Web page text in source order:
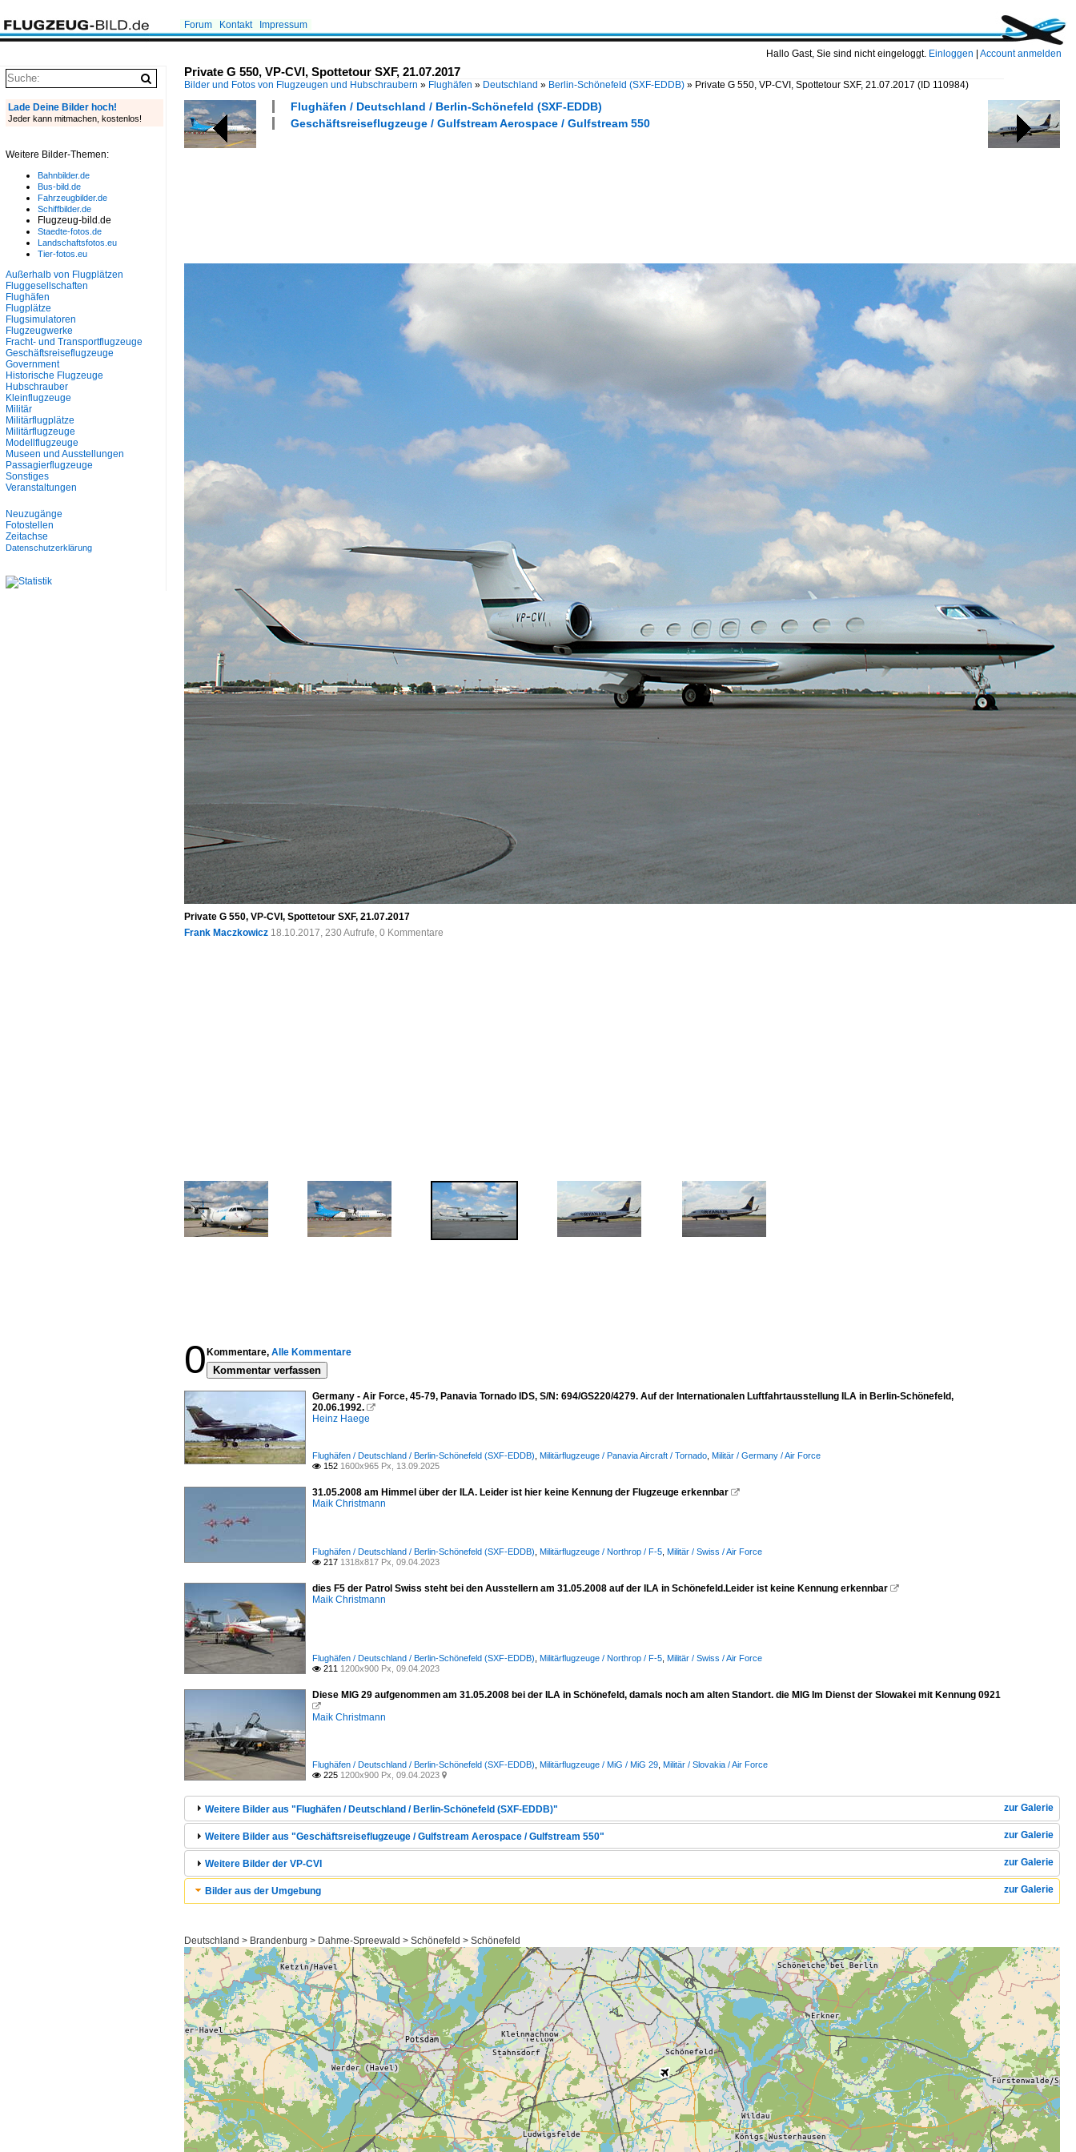
Hallo Gast, Sie sind nicht eingeloggt. Einloggen Account anmelden
Forum Kontakt Impressum
Private G 550, VP-CVI, Spottetour SXF, 21.07.2017
Bilder und Fotos von Flugzeugen und Hubschraubern » Flughäfen » Deutschland » Berlin-Schönefeld (SXF-EDDB) » Private G 550, VP-CVI, Spottetour SXF, 21.07.2017 (ID 110984)
Flughäfen / Deutschland / Berlin-Schönefeld (SXF-EDDB)
Geschäftsreiseflugzeuge / Gulfstream Aerospace / Gulfstream 550
Private G 550, VP-CVI, Spottetour SXF, 21.07.2017
Frank Maczkowicz 18.10.2017, 230 Aufrufe, 0 Kommentare
0 Kommentare, Alle Kommentare
Kommentar verfassen
Germany - Air Force, 45-79, Panavia Tornado IDS, S/N: 694/GS220/4279. Auf der Internationalen Luftfahrtausstellung ILA in Berlin-Schönefeld,
20.06.1992. 
Heinz Haege
Flughäfen / Deutschland / Berlin-Schönefeld (SXF-EDDB) Militärflugzeuge / Panavia Aircraft / Tornado Militär / Germany / Air Force
 152 1600x965 Px, 13.09.2025
31.05.2008 am Himmel über der ILA. Leider ist hier keine Kennung der Flugzeuge erkennbar 
Maik Christmann
Flughäfen / Deutschland / Berlin-Schönefeld (SXF-EDDB) Militärflugzeuge / Northrop / F-5 Militär / Swiss / Air Force
 217 1318x817 Px, 09.04.2023
dies F5 der Patrol Swiss steht bei den Ausstellern am 31.05.2008 auf der ILA in Schönefeld.Leider ist keine Kennung erkennbar 
Maik Christmann
Flughäfen / Deutschland / Berlin-Schönefeld (SXF-EDDB) Militärflugzeuge / Northrop / F-5 Militär / Swiss / Air Force
 211 1200x900 Px, 09.04.2023
Diese MIG 29 aufgenommen am 31.05.2008 bei der ILA in Schönefeld, damals noch am alten Standort. die MIG Im Dienst der Slowakei mit Kennung 0921

Maik Christmann
Flughäfen / Deutschland / Berlin-Schönefeld (SXF-EDDB) Militärflugzeuge / MiG / MiG 29 Militär / Slovakia / Air Force
 225 1200x900 Px, 09.04.2023 
zur Galerie
Weitere Bilder aus "Flughäfen / Deutschland / Berlin-Schönefeld (SXF-EDDB)"
zur Galerie
Weitere Bilder aus "Geschäftsreiseflugzeuge / Gulfstream Aerospace / Gulfstream 550"
zur Galerie
Weitere Bilder der VP-CVI
zur Galerie
Bilder aus der Umgebung
Deutschland > Brandenburg > Dahme-Spreewald > Schönefeld > Schönefeld
Lade Deine Bilder hoch!
Jeder kann mitmachen, kostenlos!
Weitere Bilder-Themen:
Bahnbilder.de
Bus-bild.de
Fahrzeugbilder.de
Schiffbilder.de
Flugzeug-bild.de
Staedte-fotos.de
Landschaftsfotos.eu
Tier-fotos.eu
Außerhalb von Flugplätzen
Fluggesellschaften
Flughäfen
Flugplätze
Flugsimulatoren
Flugzeugwerke
Fracht- und Transportflugzeuge
Geschäftsreiseflugzeuge
Government
Historische Flugzeuge
Hubschrauber
Kleinflugzeuge
Militär
Militärflugplätze
Militärflugzeuge
Modellflugzeuge
Museen und Ausstellungen
Passagierflugzeuge
Sonstiges
Veranstaltungen
Neuzugänge
Fotostellen
Zeitachse
Datenschutzerklärung